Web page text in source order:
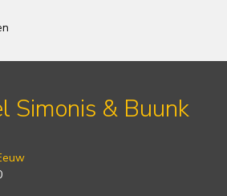
Simonis & Buunk